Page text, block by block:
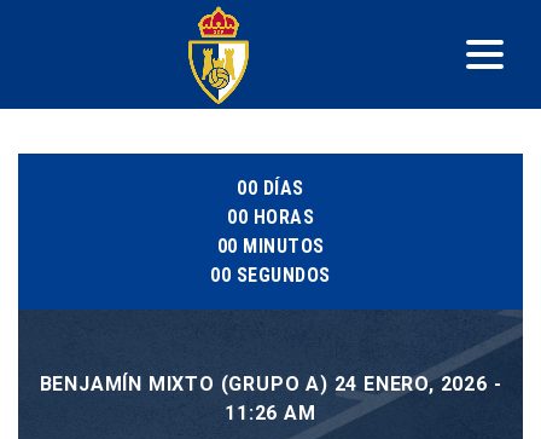
00 DÍAS
00 HORAS
00 MINUTOS
00 SEGUNDOS
BENJAMÍN MIXTO (GRUPO A) 24 ENERO, 2026 -
11:26 AM